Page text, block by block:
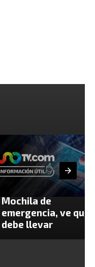
Mochila de
emergencia, ve que
debe llevar